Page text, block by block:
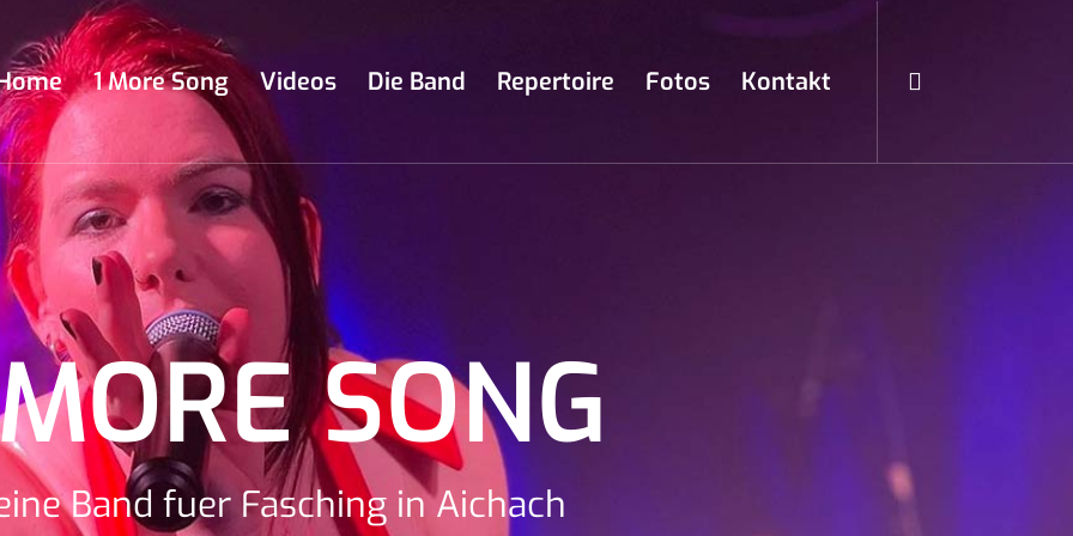
1 More Song Videos Die Band Repertoire Fotos Kontakt
SONG
Band fuer Fasching in Aichach